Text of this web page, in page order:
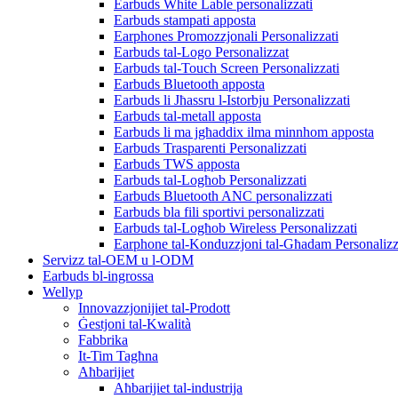
Earbuds White Lable personalizzati
Earbuds stampati apposta
Earphones Promozzjonali Personalizzati
Earbuds tal-Logo Personalizzat
Earbuds tal-Touch Screen Personalizzati
Earbuds Bluetooth apposta
Earbuds li Jħassru l-Istorbju Personalizzati
Earbuds tal-metall apposta
Earbuds li ma jgħaddix ilma minnhom apposta
Earbuds Trasparenti Personalizzati
Earbuds TWS apposta
Earbuds tal-Logħob Personalizzati
Earbuds Bluetooth ANC personalizzati
Earbuds bla fili sportivi personalizzati
Earbuds tal-Logħob Wireless Personalizzati
Earphone tal-Konduzzjoni tal-Għadam
Servizz tal-OEM u l-ODM
Earbuds bl-ingrossa
Wellyp
Innovazzjonijiet tal-Prodott
Ġestjoni tal-Kwalità
Fabbrika
It-Tim Tagħna
Aħbarijiet
Aħbarijiet tal-industrija